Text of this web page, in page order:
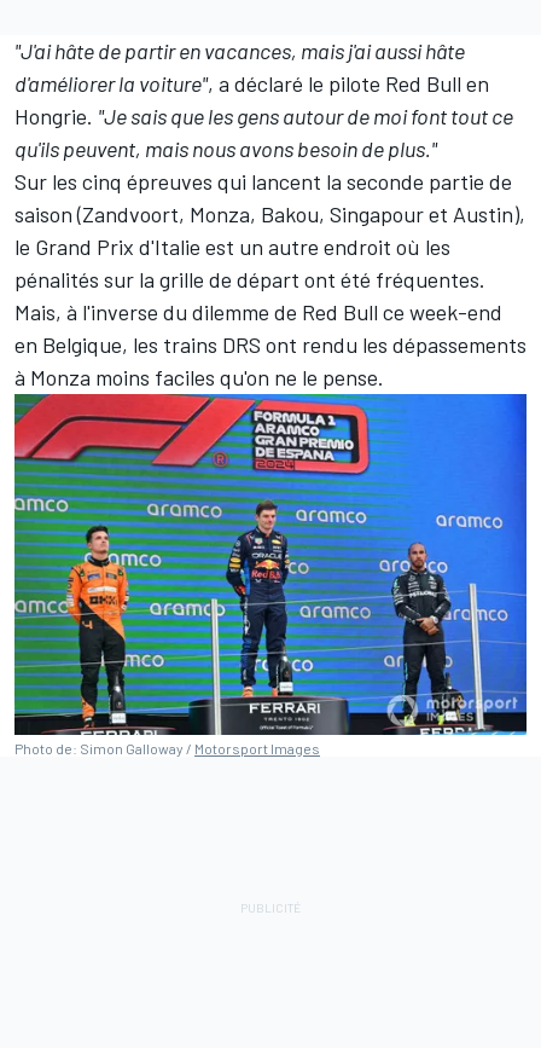
"J'ai hâte de partir en vacances, mais j'ai aussi hâte
d'améliorer la voiture", a déclaré le pilote Red Bull en
Hongrie. "Je sais que les gens autour de moi font tout ce
qu'ils peuvent, mais nous avons besoin de plus."
Sur les cinq épreuves qui lancent la seconde partie de
saison (Zandvoort, Monza, Bakou, Singapour et Austin),
le Grand Prix d'Italie est un autre endroit où les
pénalités sur la grille de départ ont été fréquentes.
Mais, à l'inverse du dilemme de Red Bull ce week-end
en Belgique, les trains DRS ont rendu les dépassements
à Monza moins faciles qu'on ne le pense.
Photo de: Simon Galloway / Motorsport Images